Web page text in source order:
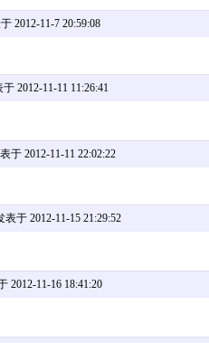
2012-11-7 20:59:08
2012-11-11 11:26:41
于 2012-11-11 22:02:22
于 2012-11-15 21:29:52
2012-11-16 18:41:20